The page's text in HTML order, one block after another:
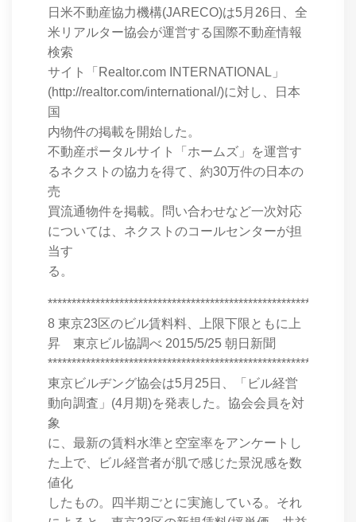
日米不動産協力機構(JARECO)は5月26日、全
米リアルター協会が運営する国際不動産情報
検索
サイト「Realtor.com INTERNATIONAL」
(http://realtor.com/international/)に対し、日本
国
内物件の掲載を開始した。
不動産ポータルサイト「ホームズ」を運営す
るネクストの協力を得て、約30万件の日本の
売
買流通物件を掲載。問い合わせなど一次対応
については、ネクストのコールセンターが担
当す
る。
8 東京23区のビル賃料料、上限下限ともに上
昇 東京ビル協調べ 2015/5/25 朝日新聞
東京ビルヂング協会は5月25日、「ビル経営
動向調査」(4月期)を発表した。協会会員を対
象
に、最新の賃料水準と空室率をアンケートし
た上で、ビル経営者が肌で感じた景況感を数
値化
したもの。四半期ごとに実施している。それ